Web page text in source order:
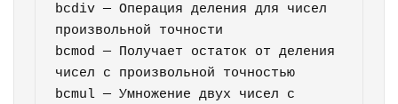
bcdiv — Операция деления для чисел
произвольной точности
bcmod — Получает остаток от деления
чисел с произвольной точностью
bcmul — Умножение двух чисел с